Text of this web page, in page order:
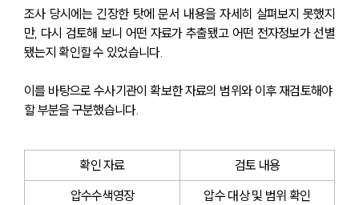
조사 당시에는 긴장한 탓에 문서 내용을 자세히 살펴보지 못했지
만, 다시 검토해 보니 어떤 자료가 추출됐고 어떤 전자정보가 선별
됐는지 확인할 수 있었습니다.
이를 바탕으로 수사기관이 확보한 자료의 범위와 이후 재검토해야
할 부분을 구분했습니다.
확인 자료
검토 내용
압수수색영장
압수 대상 및 범위 확인